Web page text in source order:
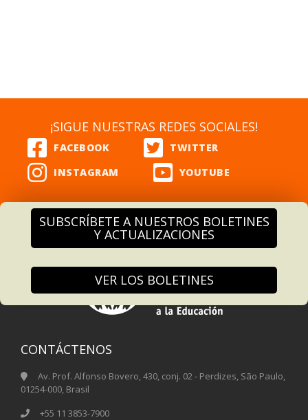
¡SIGUE NUESTRAS REDES SOCIALES!
SUBSCRÍBETE A NUESTROS BOLETINES
Y ACTUALIZACIONES
VER LOS BOLETINES
CONTÁCTENOS
Av. Prof. Alfonso Bovero, 430, conj. 02 - Perdizes, São Paulo,
01254-000, Brasil
+55 11 3853-7900